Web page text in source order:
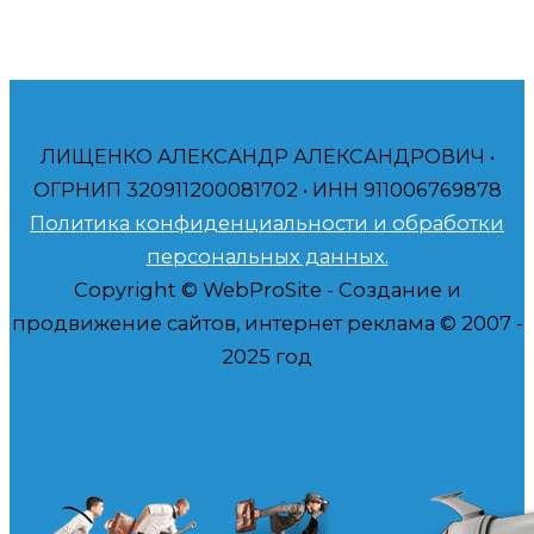
ЛИЩЕНКО АЛЕКСАНДР АЛЕКСАНДРОВИЧ •
ОГРНИП 320911200081702 • ИНН 911006769878
Политика конфиденциальности и обработки
персональных данных.
Copyright © WebProSite - Создание и
продвижение сайтов, интернет реклама © 2007 -
2025 год